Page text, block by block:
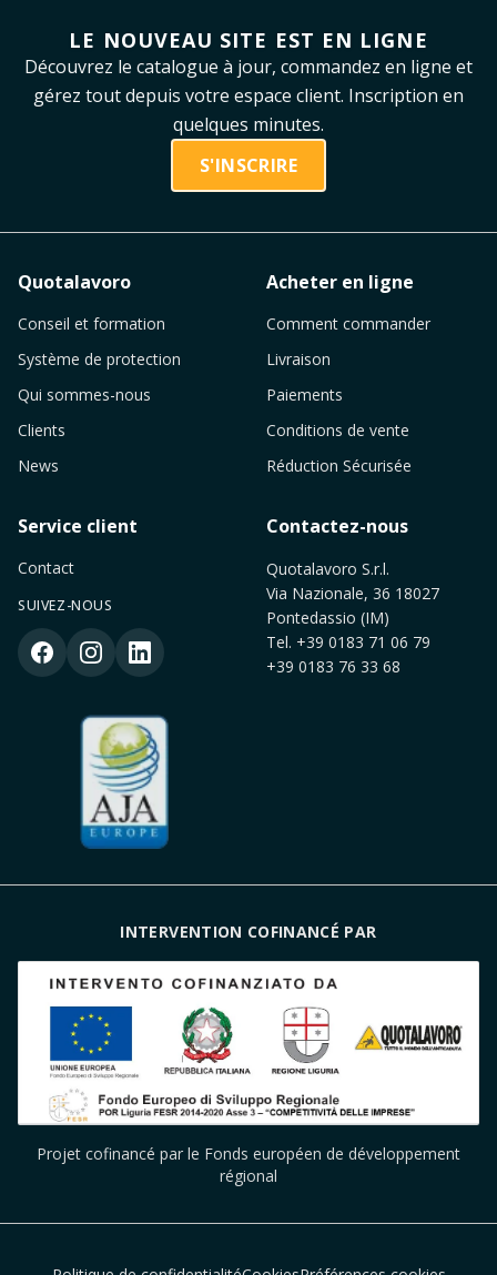
LE NOUVEAU SITE EST EN LIGNE
Découvrez le catalogue à jour, commandez en ligne et
gérez tout depuis votre espace client. Inscription en
quelques minutes.
S'INSCRIRE
Quotalavoro
Conseil et formation
Système de protection
Qui sommes-nous
Clients
News
Acheter en ligne
Comment commander
Livraison
Paiements
Conditions de vente
Réduction Sécurisée
Service client
Contact
SUIVEZ-NOUS
Contactez-nous
Quotalavoro S.r.l.
Via Nazionale, 36 18027
Pontedassio (IM)
Tel. +39 0183 71 06 79
+39 0183 76 33 68
INTERVENTION COFINANCÉ PAR
Projet cofinancé par le Fonds européen de développement
régional